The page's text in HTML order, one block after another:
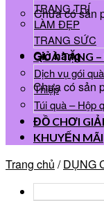
Chưa có sản
Giỏ hàng
Chưa có sản
TRANG TRÍ
LÀM ĐẸP
TRANG SỨC
QUÀ TẶNG
Dịch vụ gói quà
Thiệp
Túi quà – Hộp
ĐỒ CHƠI
KHUYẾN MÃI
Trang chủ / DỤNG